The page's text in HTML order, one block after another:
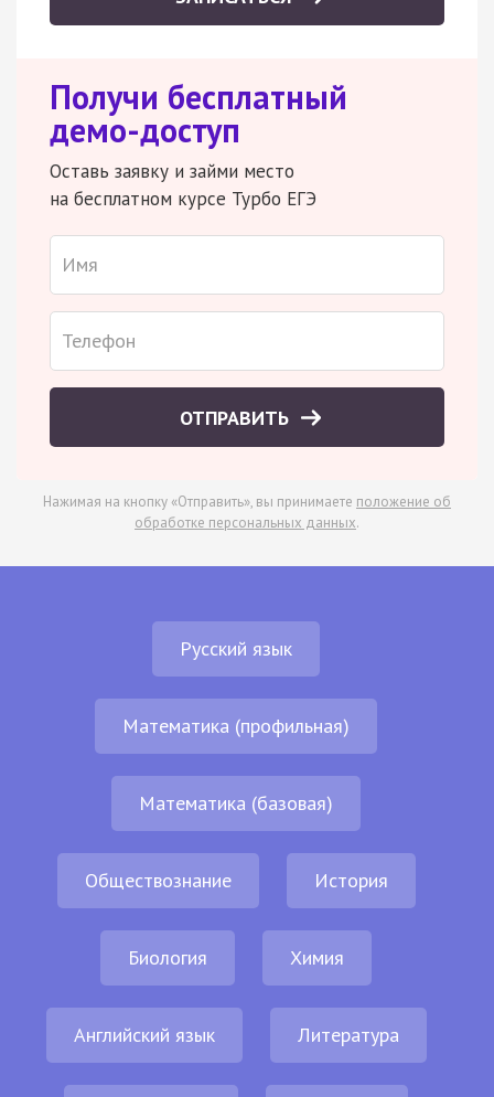
Получи бесплатный
демо-доступ
Оставь заявку и займи место
на бесплатном курсе Турбо ЕГЭ
ОТПРАВИТЬ
Нажимая на кнопку «Отправить», вы принимаете положение об
обработке персональных данных.
Русский язык
Математика (профильная)
Математика (базовая)
Обществознание История
Биология Химия
Английский язык Литература